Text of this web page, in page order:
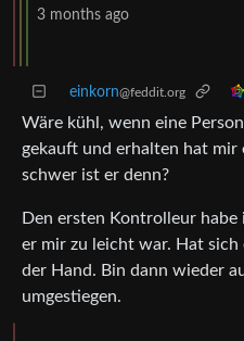
3 months ago
einkorn@feddit.org
Wäre kühl, wenn eine
gekauft und erhalten hat
schwer ist er denn?
Den ersten Kontrolleur
er mir zu leicht war. Hat
der Hand. Bin dann wieder
umgestiegen.